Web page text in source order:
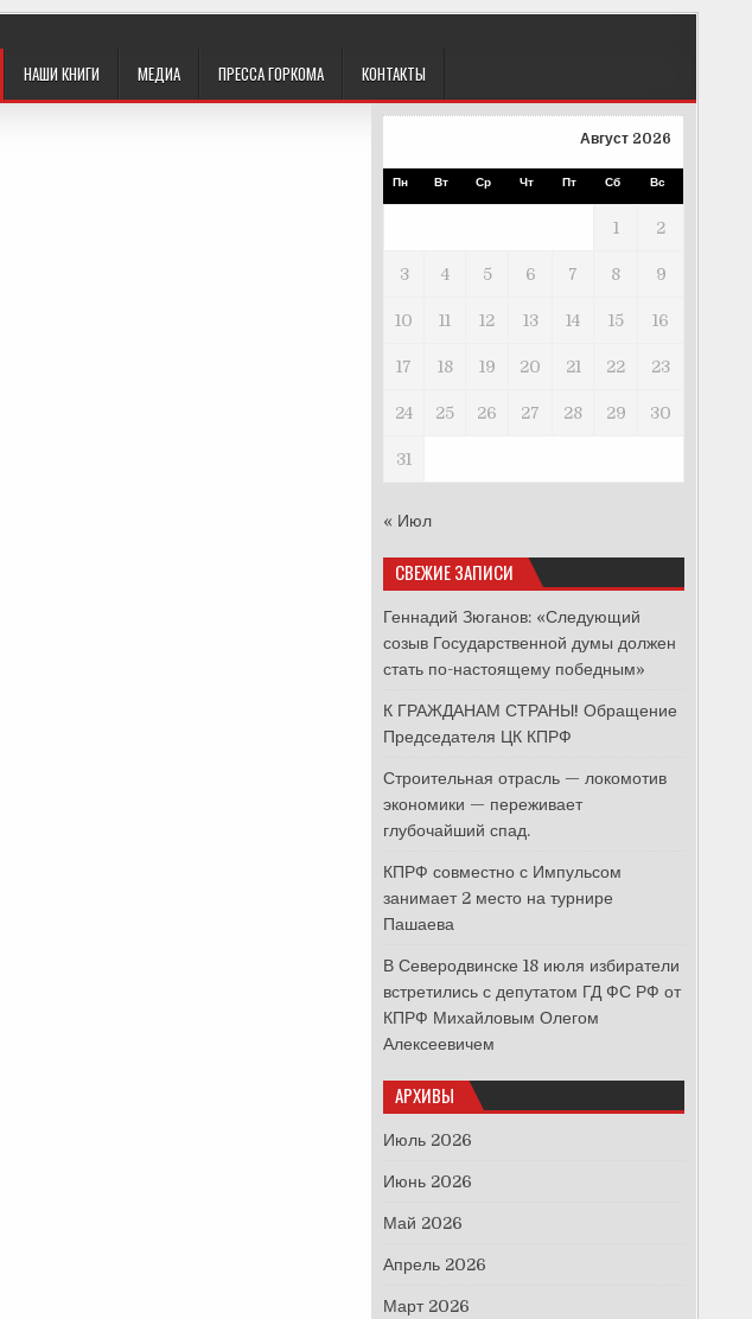
НАШИ КНИГИ МЕДИА ПРЕССА ГОРКОМА КОНТАКТЫ
Август 2026
Пн Вт Ср Чт Пт Сб Вс
1 2
3 4 5 6 7 8 9
10 11 12 13 14 15 16
17 18 19 20 21 22 23
24 25 26 27 28 29 30
31
« Июл
СВЕЖИЕ ЗАПИСИ
Геннадий Зюганов: «Следующий
созыв Государственной думы должен
стать по-настоящему победным»
К ГРАЖДАНАМ СТРАНЫ! Обращение
Председателя ЦК КПРФ
Строительная отрасль — локомотив
экономики — переживает
глубочайший спад.
КПРФ совместно с Импульсом
занимает 2 место на турнире
Пашаева
В Северодвинске 18 июля избиратели
встретились с депутатом ГД ФС РФ от
КПРФ Михайловым Олегом
Алексеевичем
АРХИВЫ
Июль 2026
Июнь 2026
Май 2026
Апрель 2026
Март 2026